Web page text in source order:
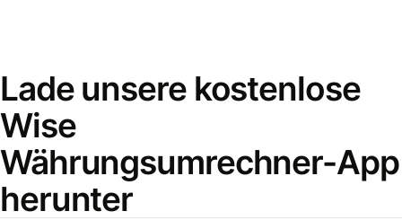
Lade unsere kostenlose
Wise
Währungsumrechner-App
herunter